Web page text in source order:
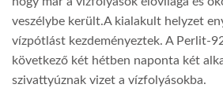
veszélybe került.A kialakult helyzet
vízpótlást kezdeményeztek. A Perlit-
következő két hétben naponta két
szivattyúznak vizet a vízfolyásokba.